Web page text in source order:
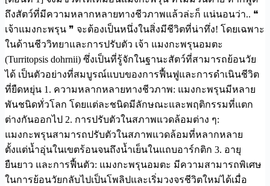
ถึงสัตว์ที่มีความหลากหลายทางชีวภาพแล้วล่ะก็ แน่นอนว่า.. ❝
เจ้าแมงกะพรุน ❞ จะต้องเป็นหนึ่งในสิ่งมีชีวิตที่น่าทึ่ง! โดยเฉพาะ
ในด้านชีววิทยาและการปรับตัว เจ้า แมงกะพรุนอมตะ
(Turritopsis dohrnii) ซึ่งเป็นที่รู้จักในฐานะสัตว์ที่สามารถย้อนวัย
ได้ เป็นตัวอย่างที่สมบูรณ์แบบของการฟื้นฟูและการดำเนินชีวิต
ที่ยืดหยุ่น 1. ความหลากหลายทางชีวภาพ: แมงกะพรุนมีหลาย
พันชนิดทั่วโลก โดยแต่ละชนิดมีลักษณะและพฤติกรรมที่แตก
ต่างกันออกไป 2. การปรับตัวในสภาพแวดล้อมต่าง ๆ:
แมงกะพรุนสามารถปรับตัวในสภาพแวดล้อมที่หลากหลาย
ตั้งแต่น้ำอุ่นในเขตร้อนจนถึงน้ำเย็นในแถบอาร์กติก 3. อายุ
ยืนยาว และการฟื้นตัว: แมงกะพรุนอมตะ มีความสามารถพิเศษ
ในการย้อนวัยกลับไปเป็นโพลิปและเริ่มวงจรชีวิตใหม่ได้เมื่อ